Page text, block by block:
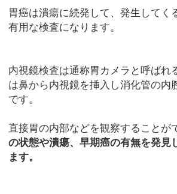
胃癌は潰瘍に続発して、発生してく
有用な検査になります。
内視鏡検査は通称胃カメラと呼ばれ
は鼻から内視鏡を挿入し消化管の内
です。
直接胃の内部などを観察することが
の状態や潰瘍、早期癌の有無を発見
ます。